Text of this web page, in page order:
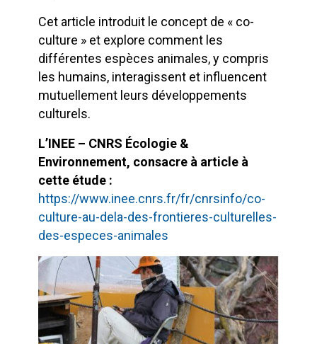
Cet article introduit le concept de « co-
culture » et explore comment les
différentes espèces animales, y compris
les humains, interagissent et influencent
mutuellement leurs développements
culturels.
L’INEE – CNRS Écologie &
Environnement, consacre à article à
cette étude :
https://www.inee.cnrs.fr/fr/cnrsinfo/co-
culture-au-dela-des-frontieres-culturelles-
des-especes-animales